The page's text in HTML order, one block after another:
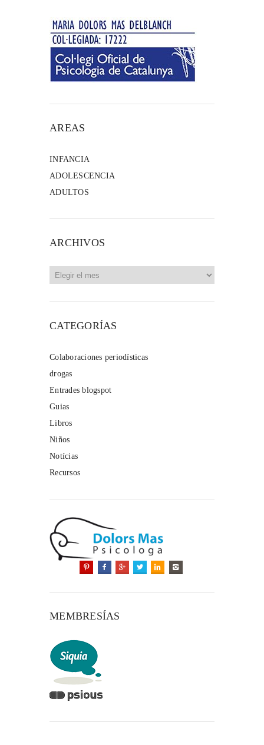
AREAS
INFANCIA
ADOLESCENCIA
ADULTOS
ARCHIVOS
CATEGORÍAS
Colaboraciones periodísticas
drogas
Entrades blogspot
Guias
Libros
Niños
Notícias
Recursos
MEMBRESÍAS